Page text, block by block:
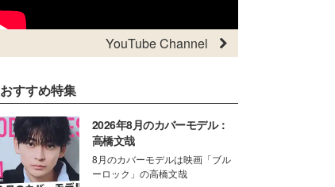
YouTube Channel
おすすめ特集
2026年8月のカバーモデル：
高橋文哉
8月のカバーモデルは映画「ブル
ーロック」の高橋文哉